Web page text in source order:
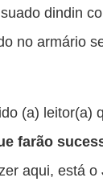
dindin
no armário
(a) leitor(a)
farão
aqui, está o